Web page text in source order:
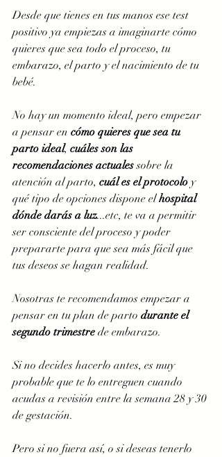
Desde que tienes en tus manos ese test
positivo ya empiezas a imaginarte cómo
quieres que sea todo el proceso, tu
embarazo, el parto y el nacimiento de tu
bebé.
No hay un momento ideal, pero empezar
a pensar en cómo quieres que sea tu
parto ideal, cuáles son las
recomendaciones actuales sobre la
atención al parto, cuál es el protocolo y
qué tipo de opciones dispone el hospital
dónde darás a luz...etc, te va a permitir
ser consciente del proceso y poder
prepararte para que sea más fácil que
tus deseos se hagan realidad.
Nosotras te recomendamos empezar a
pensar en tu plan de parto durante el
segundo trimestre de embarazo.
Si no decides hacerlo antes, es muy
probable que te lo entreguen cuando
acudas a revisión entre la semana 28 y 30
de gestación.
Pero si no fuera así, o si deseas tenerlo